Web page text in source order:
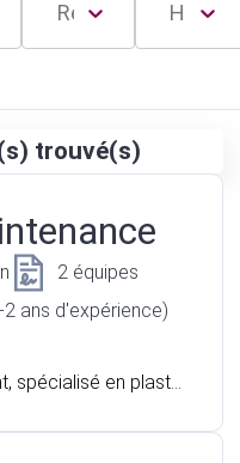
trouvé(s)
2 équipes
2 ans d'expérience)
spécialisé en plastur